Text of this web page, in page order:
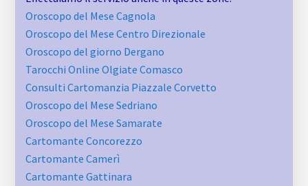
Oroscopo del Mese Cagnola
Oroscopo del Mese Centro Direzionale
Oroscopo del giorno Dergano
Tarocchi Online Olgiate Comasco
Consulti Cartomanzia ​Piazzale ​Corvetto
Oroscopo del Mese Sedriano
Oroscopo del Mese Samarate
Cartomante Concorezzo
Cartomante Camerì
Cartomante Gattinara